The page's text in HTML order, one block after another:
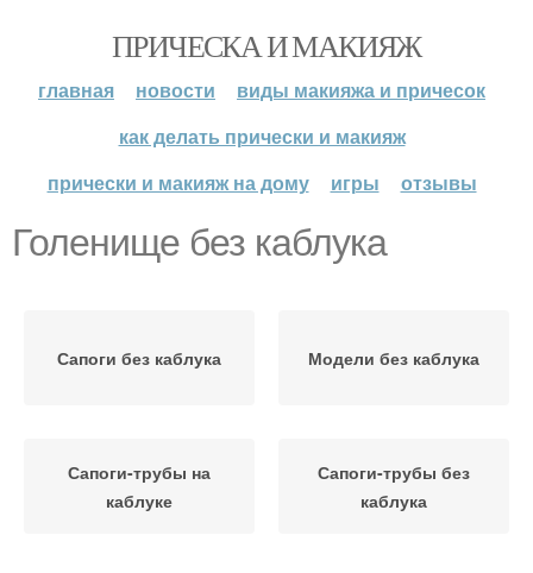
ПРИЧЕСКА И МАКИЯЖ
главная новости
виды макияжа и причесок
как делать прически и макияж
прически и макияж на дому
игры отзывы
Голенище без каблука
Сапоги без каблука Модели без каблука
Сапоги-трубы на
каблуке
Сапоги-трубы без
каблука